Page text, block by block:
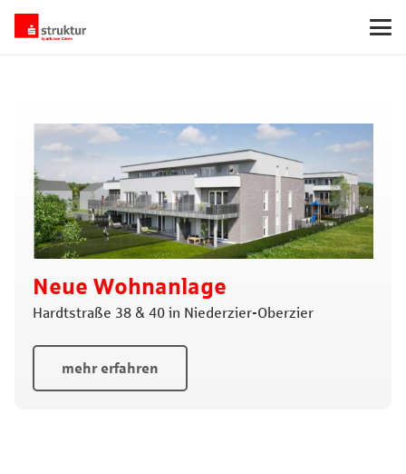
Neue Wohnanlage
Hardtstraße 38 & 40 in Niederzier-Oberzier
mehr erfahren